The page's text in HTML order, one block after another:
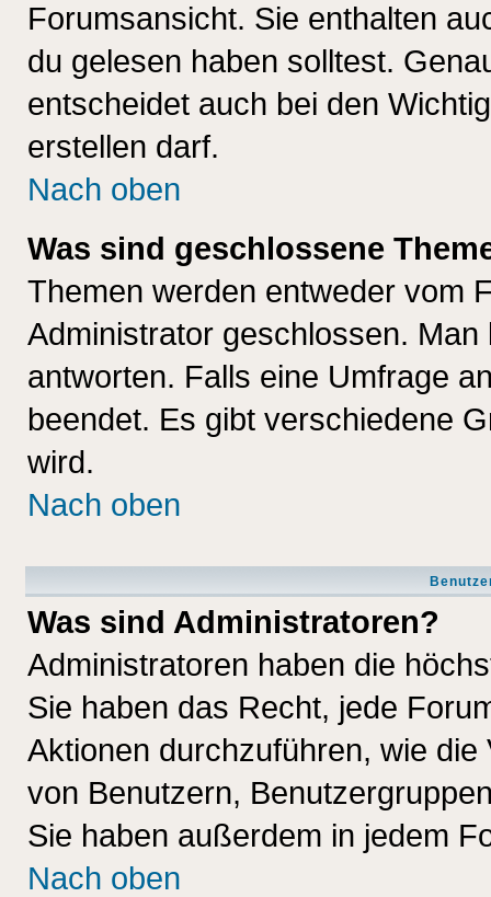
Forumsansicht. Sie enthalten
du gelesen haben solltest.
entscheidet auch bei den
erstellen darf.
Nach oben
Was sind geschlossene
Themen werden entweder vom
Administrator geschlossen.
antworten. Falls eine Umfrage
beendet. Es gibt verschiedene
wird.
Nach oben
Was sind Administratoren?
Administratoren haben die
Sie haben das Recht, jede
Aktionen durchzuführen, wie
von Benutzern,
Sie haben außerdem in jedem
Nach oben